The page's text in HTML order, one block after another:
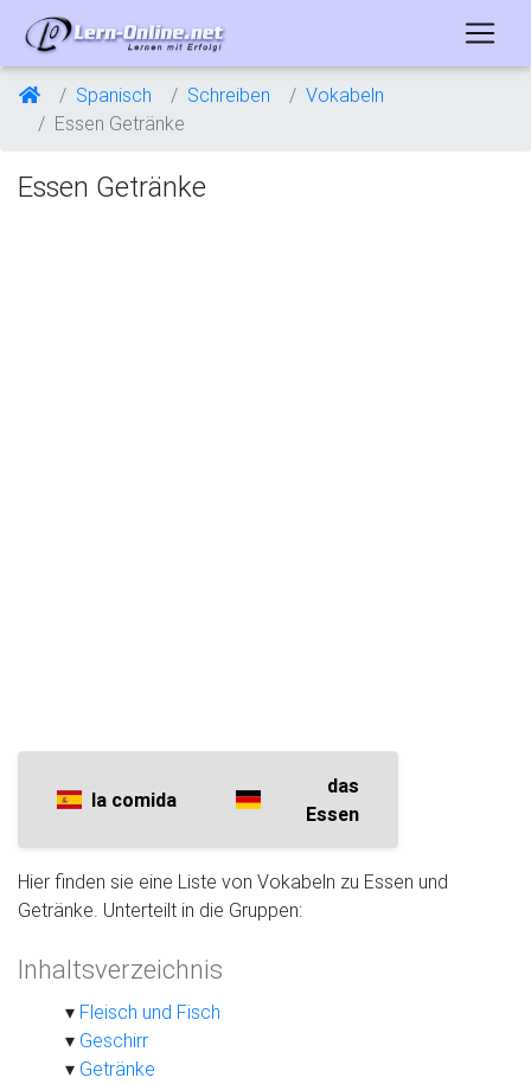
Spanisch Schreiben
Vokabeln
Essen Getränke
Essen Getränke
la comida
das
Essen
Hier finden sie eine Liste von Vokabeln zu Essen und
Getränke. Unterteilt in die Gruppen:
Inhaltsverzeichnis
Fleisch und Fisch
Geschirr
Getränke